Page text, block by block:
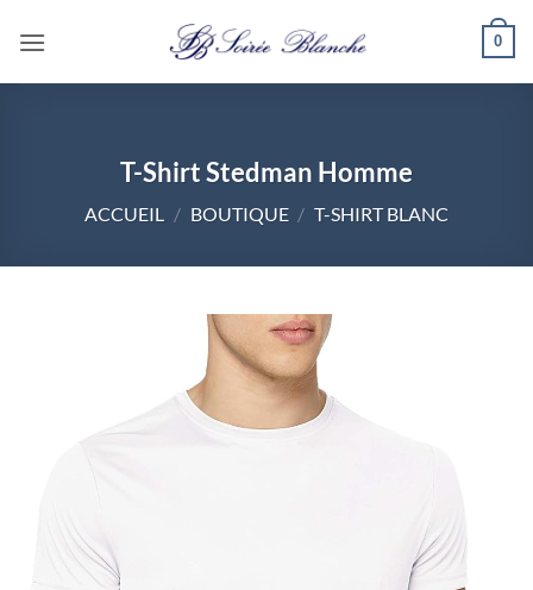
0
T-Shirt Stedman Homme
ACCUEIL / BOUTIQUE / T-SHIRT BLANC